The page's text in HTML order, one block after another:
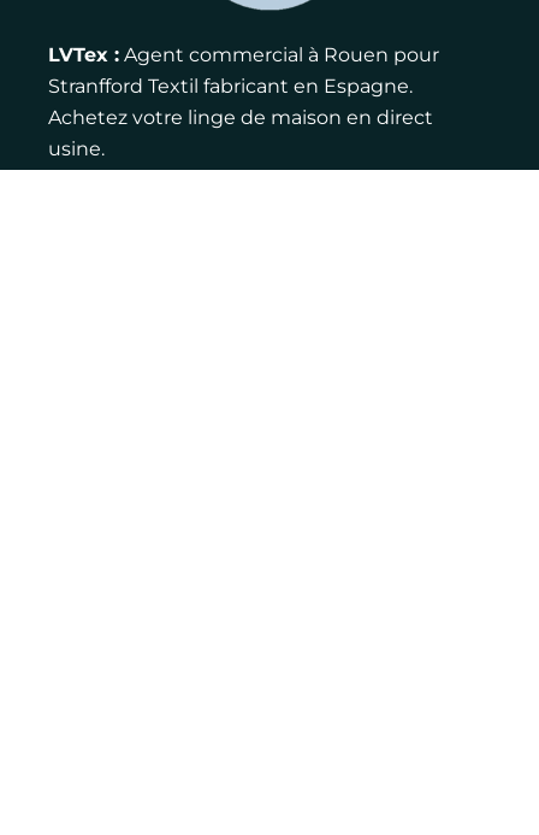
LVTex : Agent commercial à Rouen pour
Stranfford Textil fabricant en Espagne.
Achetez votre linge de maison en direct
usine.